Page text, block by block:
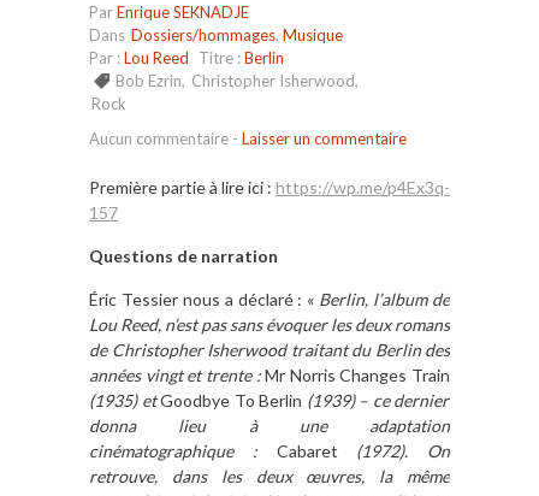
ParEnrique SEKNADJE
Dans Dossiers/hommages, Musique
Par :Lou Reed Titre :Berlin
Bob Ezrin, Christopher Isherwood,
Rock
Aucun commentaire - Laisser un commentaire
Première partie à lire ici : https://wp.me/p4Ex3q-
157
Questions de narration
Éric Tessier nous a déclaré : « Berlin, l’album de
Lou Reed, n’est pas sans évoquer les deux romans
de Christopher Isherwood traitant du Berlin des
années vingt et trente :Mr Norris Changes Train
(1935) etGoodbye To Berlin (1939) – ce dernier
donna lieu à une adaptation
cinématographique : Cabaret (1972). On
retrouve, dans les deux œuvres, la même